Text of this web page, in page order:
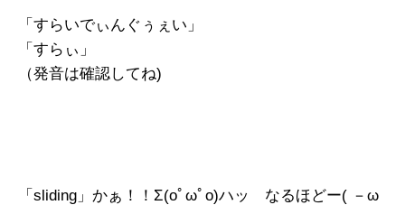
「すらいでぃんぐぅぇい」
「すらぃ」
（発音は確認してね)
「sliding」かぁ！！Σ(oﾟωﾟo)ハッ なるほどー( －ω